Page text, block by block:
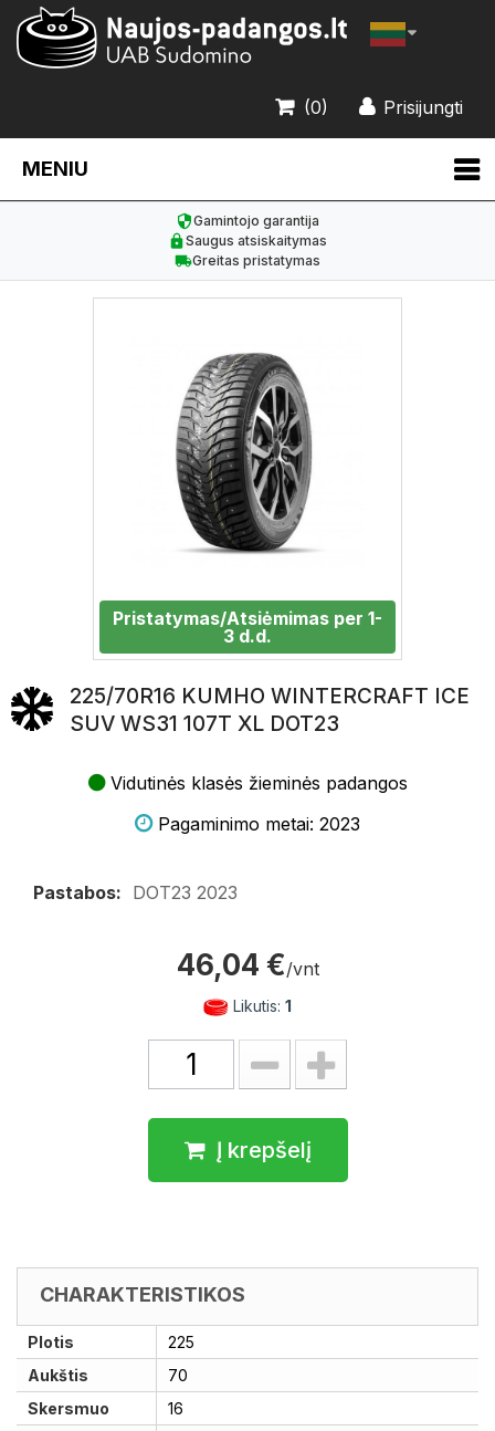
Prisijungti
(0)
MENIU
Gamintojo garantija
Saugus atsiskaitymas
Greitas pristatymas
Pristatymas/Atsiėmimas per 1-
3 d.d.
225/70R16 KUMHO WINTERCRAFT ICE
SUV WS31 107T XL DOT23
Vidutinės klasės žieminės padangos
Pagaminimo metai: 2023
Pastabos: DOT23 2023
46,04 €/vnt
Likutis: 1
Į krepšelį
CHARAKTERISTIKOS
Plotis
225
Aukštis
70
Skersmuo
16